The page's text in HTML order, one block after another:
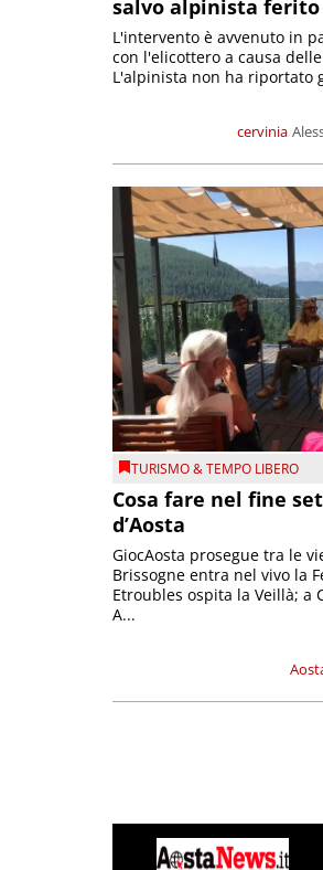
salvo alpinista ferito
cervinia
L'intervento è avvenuto in
con l'elicottero a causa
L'alpinista non ha riportato
TURISMO & TEMPO LIBERO
Cosa fare nel fine
d’Aosta
GiocAosta prosegue tra le
Brissogne entra nel vivo la
Etroubles ospita la Veillà; a
A...